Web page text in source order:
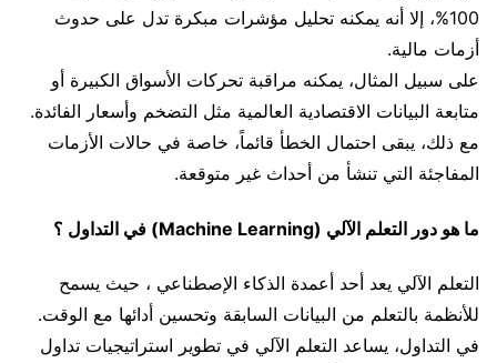
100%، إلا أنه يمكنه تحليل مؤشرات مبكرة تدل على حدوث
أزمات مالية.
على سبيل المثال، يمكنه مراقبة تحركات الأسواق الكبيرة أو
متابعة البيانات الاقتصادية العالمية مثل التضخم وأسعار الفائدة.
مع ذلك، يبقى احتمال الخطأ قائماً، خاصة في حالات الأزمات
المفاجئة التي تنشأ من أحداث غير متوقعة.
ما هو دور التعلم الآلي (Machine Learning) في التداول ؟
التعلم الآلي يعد أحد أعمدة الذكاء الإصطناعي ، حيث يسمح
للأنظمة بالتعلم من البيانات السابقة وتحسين أدائها مع الوقت.
في التداول، يساعد التعلم الآلي في تطوير استراتيجيات تداول